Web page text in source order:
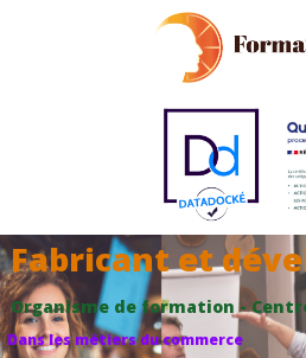
Dans les métiers du commerce
Fabricant et
Organisme de formation -